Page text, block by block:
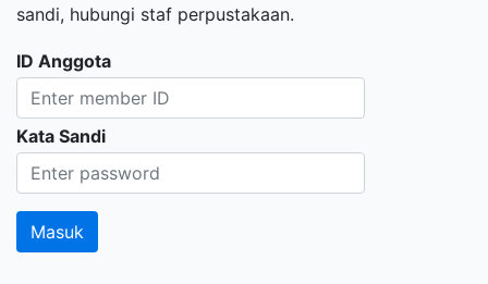
sandi, hubungi staf perpustakaan.
ID Anggota
Kata Sandi